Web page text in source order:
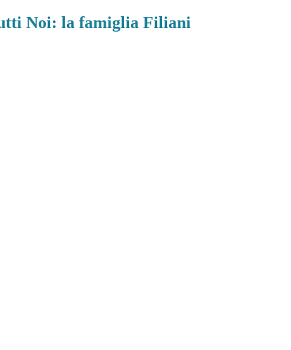
Noi: la famiglia Filiani